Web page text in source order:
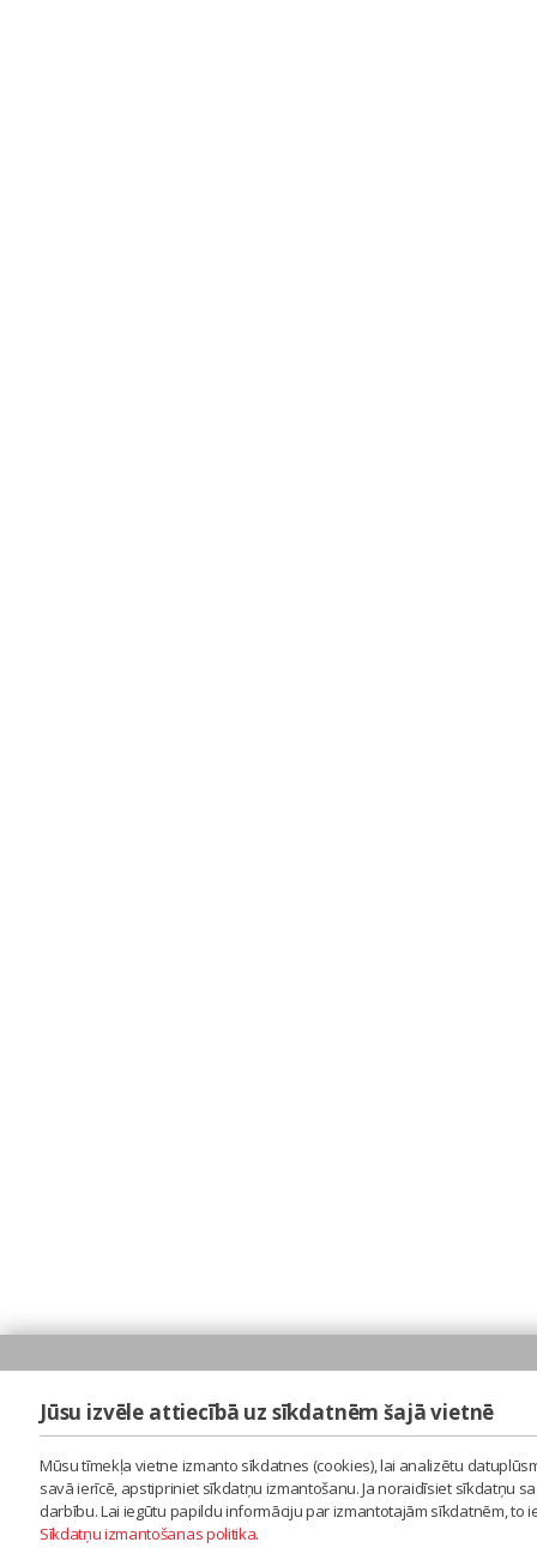
Jūsu izvēle attiecībā uz sīkdatnēm šajā vietnē
Mūsu tīmekļa vietne izmanto sīkdatnes (cookies), lai analizētu
savā ierīcē, apstipriniet sīkdatņu izmantošanu. Ja noraidīsiet sīkdatņu
darbību. Lai iegūtu papildu informāciju par izmantotajām sīkdatnēm,
Sīkdatņu izmantošanas politika.